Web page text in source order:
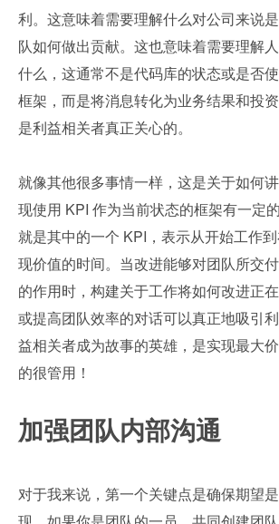
利。这意味着需要理解什么对公司来说
队如何做出贡献。这也意味着需要理解
什么，这通常不是代码库的状态或是否
框架，而是将消息转化为业务结果和投
是利益相关者真正关心的。
就像其他很多事情一样，这是关于如何
现使用 KPI 作为当前状态的框架有一定
就是其中的一个 KPI，表示从开始工作
现价值的时间。当改进能够对团队所交
的作用时，构建关于工作将如何改进正
或提高团队效率的对话可以真正地吸引
益相关者成为故事的英雄，是实现最大
的很管用！
加强团队内部沟通
对于我来说，第一个关键点是确保期望